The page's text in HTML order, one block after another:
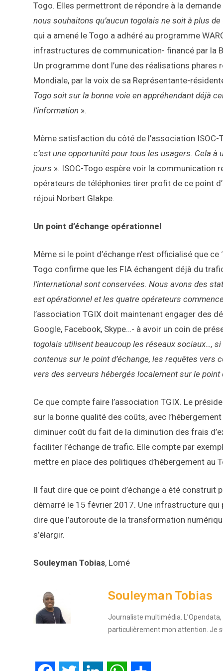
Togo. Elles permettront de répondre à la
nous souhaitons qu’aucun togolais ne soit à plus
qui a amené le Togo a adhéré au programme
infrastructures de communication- financé par la
Un programme dont l’une des réalisations phares
Mondiale, par la voix de sa Représentante-
Togo soit sur la bonne voie en appréhendant déjà
l’information ».
Même satisfaction du côté de l’association ISOC-
c’est une opportunité pour tous les usagers. Cela à
jours ». ISOC-Togo espère voir la communication
opérateurs de téléphonies tirer profit de ce point
réjoui Norbert Glakpe.
Un point d’échange opérationnel
Même si le point d’échange n’est officialisé que
Togo confirme que les FIA échangent déjà du
l’international sont conservées. Nous avons des
est opérationnel et les quatre opérateurs
l’association TGIX doit maintenant engager des
Google, Facebook, Skype…- à avoir un coin de
togolais utilisent beaucoup les réseaux sociaux…,
contenus sur le point d’échange, les requêtes vers
vers des serveurs hébergés localement sur le point
Ce que compte faire l’association TGIX. Le
sur la bonne qualité des coûts, avec
diminuer coût du fait de la diminution des frais
faciliter l’échange de trafic. Elle compte par
mettre en place des politiques d’hébergement au
Il faut dire que ce point d’échange a été construit
démarré le 15 février 2017. Une infrastructure
dire que l’autoroute de la transformation
s’élargir.
Souleyman Tobias, Lomé
Souleyman Tobias
Journaliste multimédia.
particulièrement mon attention. Je